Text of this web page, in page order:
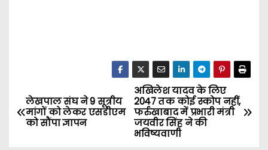
P
o
अखिलेश यादव के लिए
2047 तक कोई स्कोप नहीं,
फर्रुखाबाद में प्रभारी मंत्री
जयवीर सिंह ने की
भविष्यवाणी
लेखपाल संघ ने 9 सूत्रीय
मांगों को लेकर एसडीएम
को सौंपा ज्ञापन